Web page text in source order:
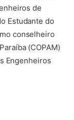
de
Estudante do
conselheiro
(COPAM)
Engenheiros